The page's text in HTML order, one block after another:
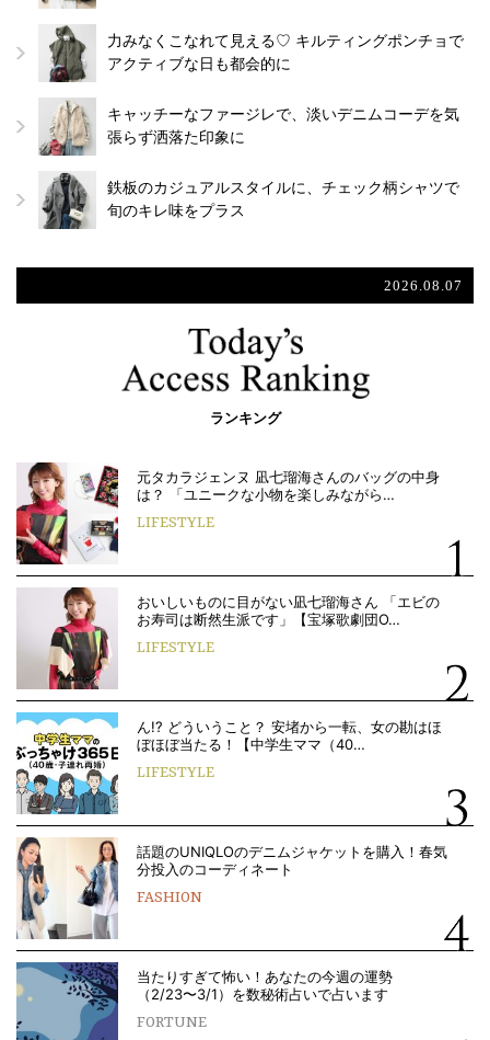
力みなくこなれて見える♡ キルティングポンチョで
アクティブな日も都会的に
キャッチーなファージレで、淡いデニムコーデを気
張らず洒落た印象に
鉄板のカジュアルスタイルに、チェック柄シャツで
旬のキレ味をプラス
2026.08.07
ランキング
元タカラジェンヌ 凪七瑠海さんのバッグの中身
は？ 「ユニークな小物を楽しみながら…
LIFESTYLE
おいしいものに目がない凪七瑠海さん 「エビの
お寿司は断然生派です」【宝塚歌劇団O…
LIFESTYLE
ん!? どういうこと？ 安堵から一転、女の勘はほ
ぼほぼ当たる！【中学生ママ（40…
LIFESTYLE
話題のUNIQLOのデニムジャケットを購入！春気
分投入のコーディネート
FASHION
当たりすぎて怖い！あなたの今週の運勢
（2/23〜3/1）を数秘術占いで占います
FORTUNE